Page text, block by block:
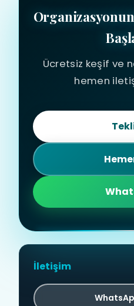
Ücretsiz keşif ve
hemen
İletişim